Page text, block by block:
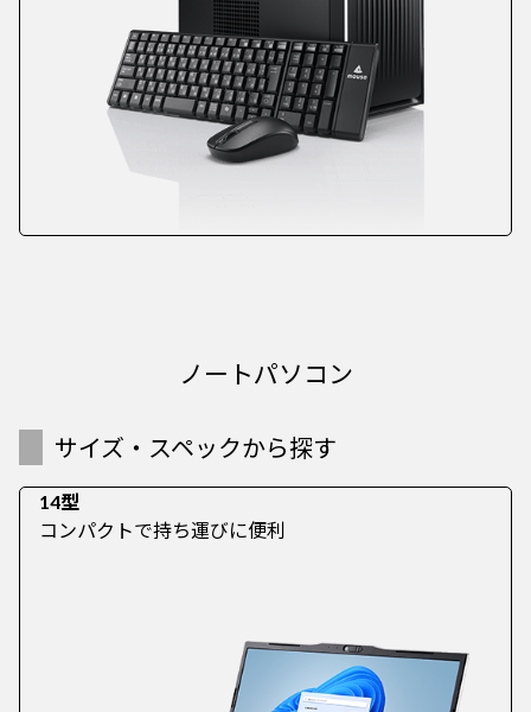
ノートパソコン
サイズ・スペックから探す
14型
コンパクトで持ち運びに便利